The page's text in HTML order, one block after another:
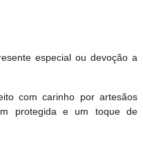
especial ou devoção a
com carinho por artesãos
protegida e um toque de